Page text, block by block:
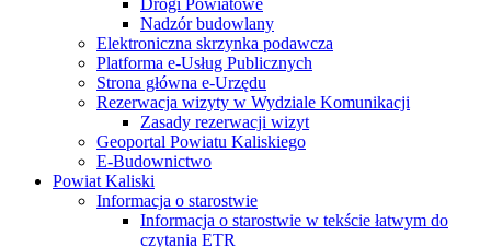
Drogi Powiatowe
Nadzór budowlany
Elektroniczna skrzynka podawcza
Platforma e-Usług Publicznych
Strona główna e-Urzędu
Rezerwacja wizyty w Wydziale Komunikacji
Zasady rezerwacji wizyt
Geoportal Powiatu Kaliskiego
E-Budownictwo
Powiat Kaliski
Informacja o starostwie
Informacja o starostwie w tekście łatwym do
czytania ETR